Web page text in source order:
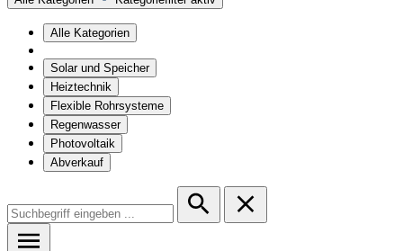
Alle Kategorien
Solar und Speicher
Heiztechnik
Flexible Rohrsysteme
Regenwasser
Photovoltaik
Abverkauf